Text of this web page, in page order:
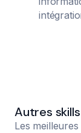
Autres
Les